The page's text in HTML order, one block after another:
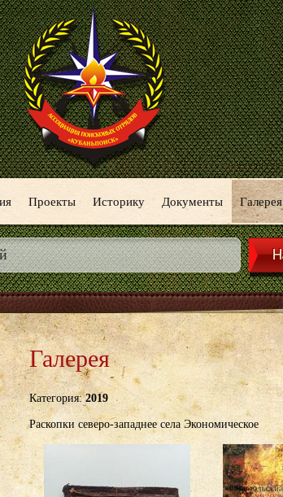
Проекты Историку Документы Галерея
Галерея
Категория:2019
Раскопки северо-западнее села Экономическое